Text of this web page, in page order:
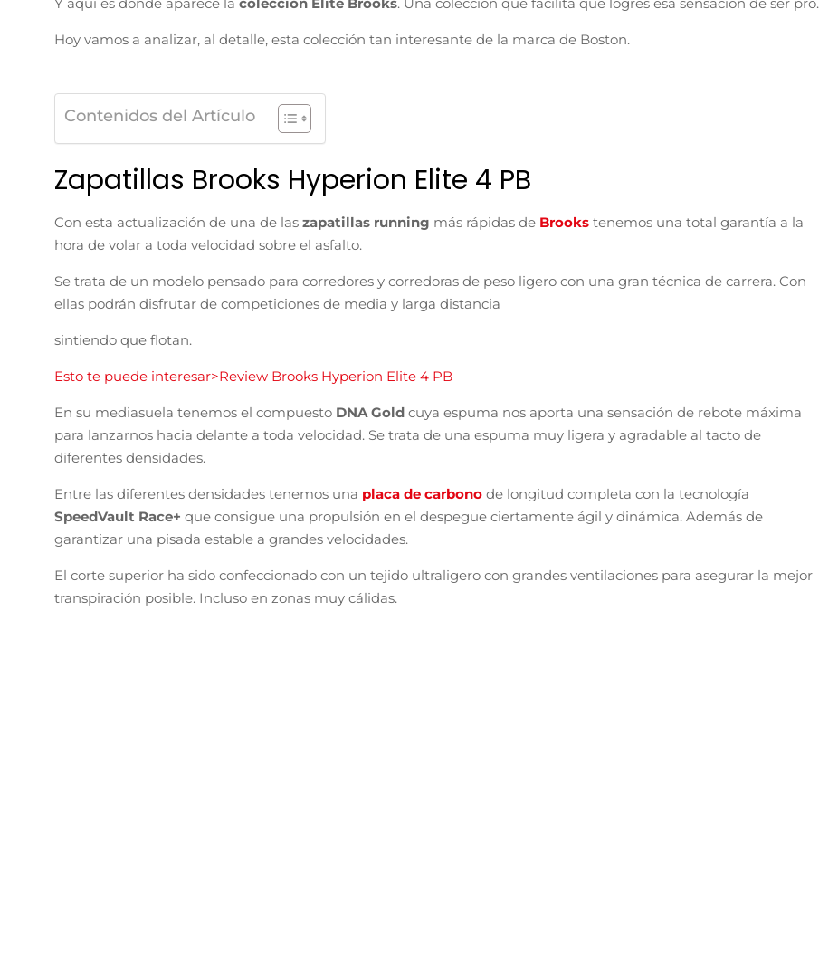
Hoy vamos a analizar, al detalle, esta colección tan interesante de la marca de Boston.
Contenidos del Artículo
Zapatillas Brooks Hyperion Elite 4 PB
Con esta actualización de una de las zapatillas running más rápidas de Brooks tenemos una total garantía a la
hora de volar a toda velocidad sobre el asfalto.
Se trata de un modelo pensado para corredores y corredoras de peso ligero con una gran técnica de carrera. Con
ellas podrán disfrutar de competiciones de media y larga distancia
sintiendo que flotan.
Esto te puede interesar>Review Brooks Hyperion Elite 4 PB
En su mediasuela tenemos el compuesto DNA Gold cuya espuma nos aporta una sensación de rebote máxima
para lanzarnos hacia delante a toda velocidad. Se trata de una espuma muy ligera y agradable al tacto de
diferentes densidades.
Entre las diferentes densidades tenemos una placa de carbono de longitud completa con la tecnología
SpeedVault Race+ que consigue una propulsión en el despegue ciertamente ágil y dinámica. Además de
garantizar una pisada estable a grandes velocidades.
El corte superior ha sido confeccionado con un tejido ultraligero con grandes ventilaciones para asegurar la mejor
transpiración posible. Incluso en zonas muy cálidas.